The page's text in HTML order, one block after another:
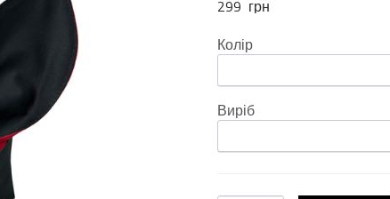
299  грн
Колір
Виріб